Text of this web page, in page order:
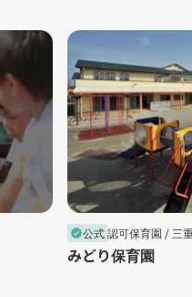
verified公式認可保育園 / 三
みどり保育園